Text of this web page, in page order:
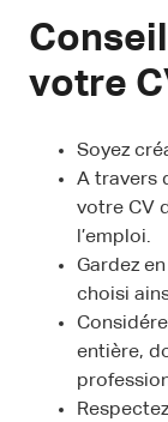
votre
Soyez
A travers
votre CV
l’emploi.
Gardez
choisi
entière,